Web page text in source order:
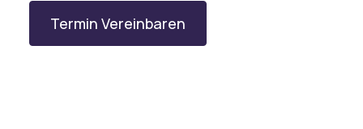
Termin Vereinbaren